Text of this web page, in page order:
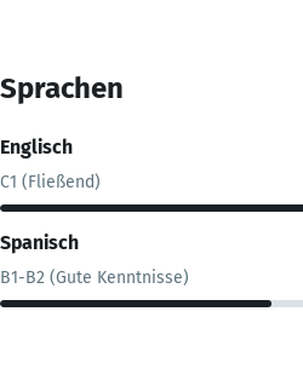
Sprachen
Englisch
C1 (Fließend)
Spanisch
B1-B2 (Gute Kenntnisse)